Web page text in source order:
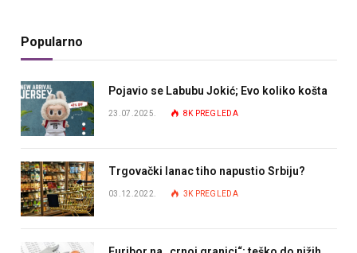
Popularno
Pojavio se Labubu Jokić; Evo koliko košta
23.07.2025. 8K PREGLEDA
Trgovački lanac tiho napustio Srbiju?
03.12.2022. 3K PREGLEDA